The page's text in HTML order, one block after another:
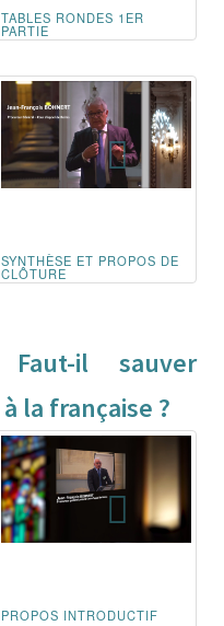
TABLES RONDES 1ER
PARTIE
SYNTHÈSE ET PROPOS DE
CLÔTURE
il sauver
la française ?
PROPOS INTRODUCTIF